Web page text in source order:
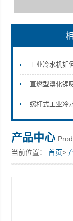
上海拓纷机械设备
工业冷水机如
直燃型溴化锂
螺杆式工业冷
产品中心
当前位置：首页>
机上海拓纷直供